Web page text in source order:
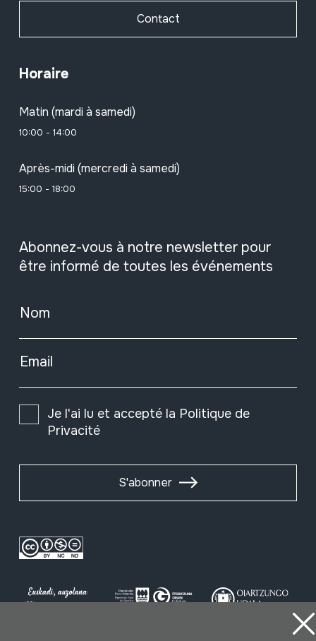
Contact
Horaire
Matin (mardi à samedi)
10:00 - 14:00
Après-midi (mercredi à samedi)
15:00 - 18:00
Abonnez-vous à notre newsletter pour
être informé de toutes les événements
Nom
Email
Je l'ai lu et accepté la Politique de
Privacité
S'abonner